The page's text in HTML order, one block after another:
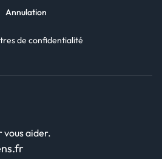
Annulation
de confidentialité
vous aider.